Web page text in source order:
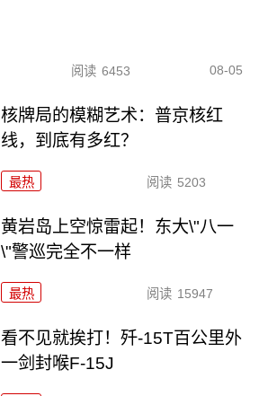
阅读 6453 08-05
核牌局的模糊艺术：普京核红
线，到底有多红？
最热 阅读 5203
黄岩岛上空惊雷起！东大\"八一
\"警巡完全不一样
最热 阅读 15947
看不见就挨打！歼-15T百公里外
一剑封喉F-15J